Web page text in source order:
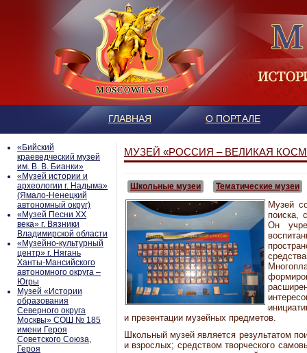
ГЛАВНАЯ О ПОРТАЛЕ
«Бийский
краеведческий музей
им. В. В. Бианки»
«Музей истории и
археологии г. Надыма»
(Ямало-Ненецкий
автономный округ)
«Музей Песни ХХ
века» г. Вязники
Владимирской области
«Музейно-культурный
центр» г. Нягань
Ханты-Мансийского
автономного округа –
Югры
Mузей «Истории
образования
Северного округа
Москвы» СОШ № 185
имени Героя
Советского Союза,
Героя
МУЗЕЙ «РОССИЯ – ВЕЛИКАЯ
Школьные музеи Тематические музеи
Музей
поиска,
Он
и презентации музейных предметов.
Школьный музей является результатом
и взрослых; средством творческого